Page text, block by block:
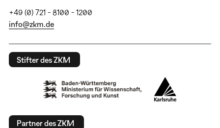
+49 (0) 721 - 8100 - 1200
info@zkm.de
Stifter des ZKM
Partner des ZKM